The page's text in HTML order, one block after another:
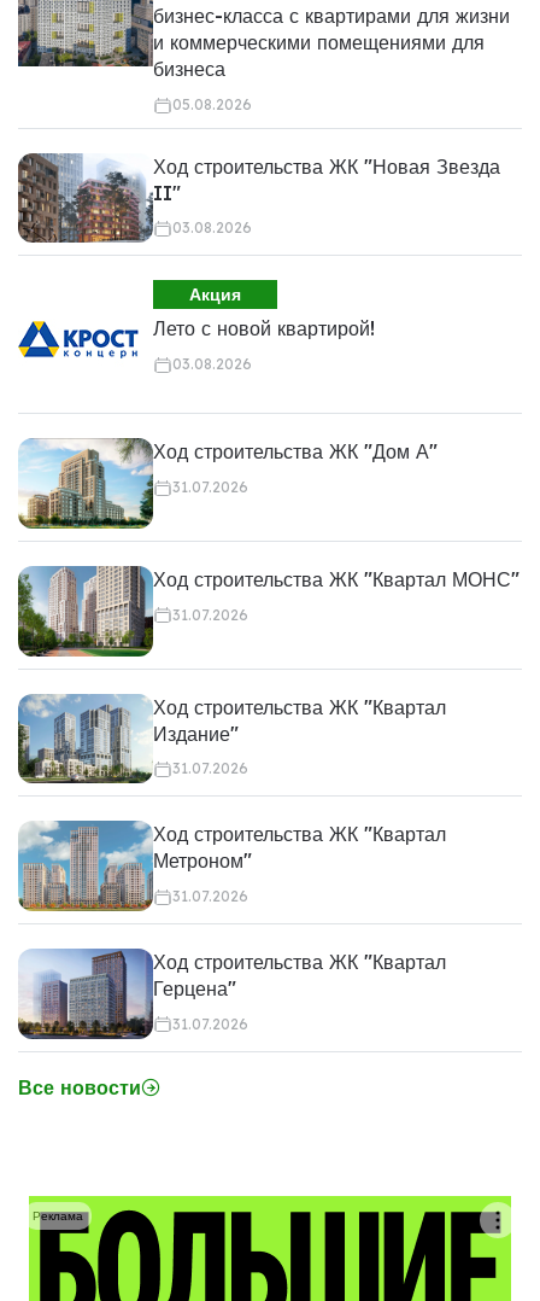
бизнес-класса с квартирами для жизни
и коммерческими помещениями для
бизнеса
05.08.2026
Ход строительства ЖК "Новая Звезда
II"
03.08.2026
Акция
Лето с новой квартирой!
03.08.2026
Ход строительства ЖК "Дом А"
31.07.2026
Ход строительства ЖК "Квартал МОНС"
31.07.2026
Ход строительства ЖК "Квартал
Издание"
31.07.2026
Ход строительства ЖК "Квартал
Метроном"
31.07.2026
Ход строительства ЖК "Квартал
Герцена"
31.07.2026
Все новости
Реклама